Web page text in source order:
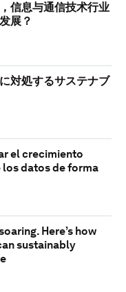
信息与通信技术行业
展？
対処するサステナブ
el crecimiento
datos de forma
Here’s how
sustainably